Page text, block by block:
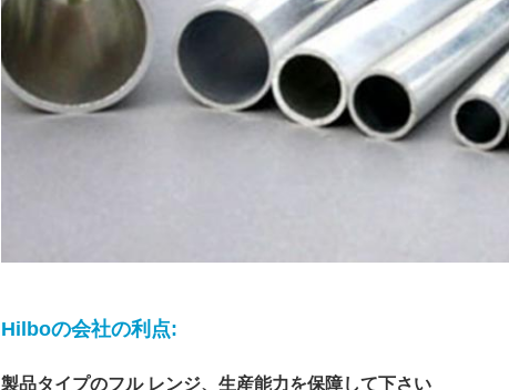
Hilboの会社の利点:
製品タイプのフル レンジ、生産能力を保障して下さい